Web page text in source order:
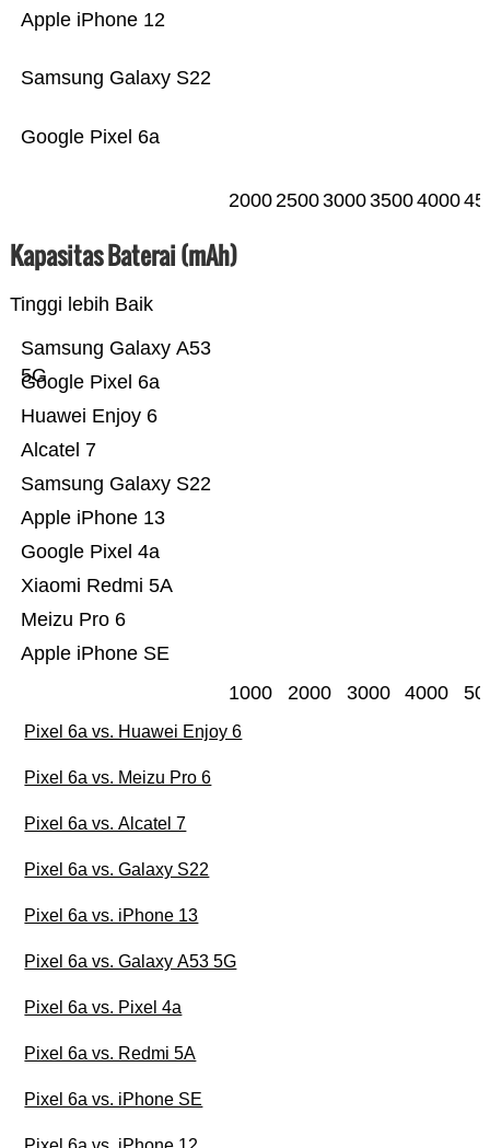
Google Pixel 6a
Samsung Galaxy S22
Apple iPhone 12
20002500300035004000
Kapasitas Baterai (mAh)
Tinggi lebih Baik
Apple iPhone SE
Meizu Pro 6
Xiaomi Redmi 5A
Google Pixel 4a
Apple iPhone 13
Samsung Galaxy S22
Alcatel 7
Huawei Enjoy 6
Google Pixel 6a
Samsung Galaxy A53
5G
1000 2000 3000 4000
Pixel 6a vs. Huawei Enjoy 6
Pixel 6a vs. Meizu Pro 6
Pixel 6a vs. Alcatel 7
Pixel 6a vs. Galaxy S22
Pixel 6a vs. iPhone 13
Pixel 6a vs. Galaxy A53 5G
Pixel 6a vs. Pixel 4a
Pixel 6a vs. Redmi 5A
Pixel 6a vs. iPhone SE